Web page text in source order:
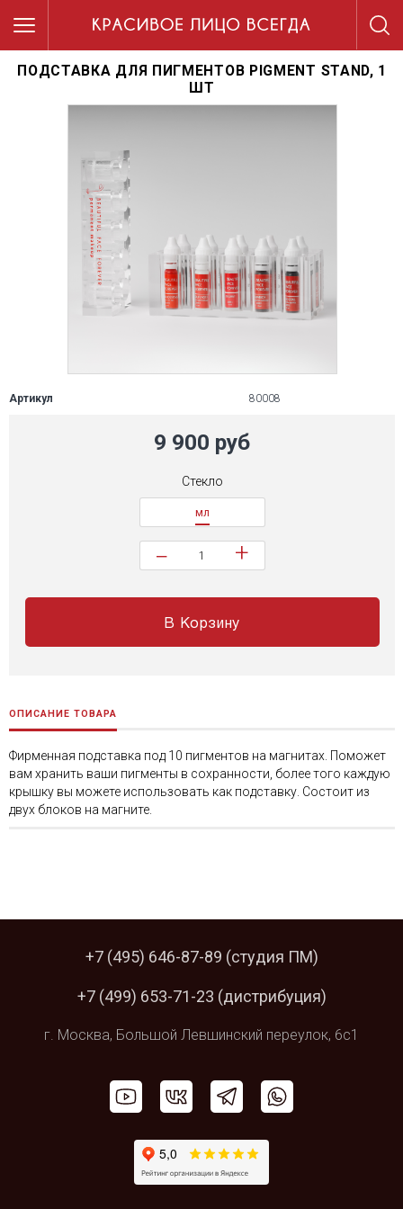
ПОДСТАВКА ДЛЯ ПИГМЕНТОВ PIGMENT STAND, 1
ШТ
Артикул 80008
9 900 руб
Стекло
мл
− +
В Корзину
ОПИСАНИЕ ТОВАРА
Фирменная подставка под 10 пигментов на магнитах. Поможет
вам хранить ваши пигменты в сохранности, более того каждую
крышку вы можете использовать как подставку. Состоит из
двух блоков на магните.
+7 (495) 646-87-89 (студия ПМ)
+7 (499) 653-71-23 (дистрибуция)
г. Москва, Большой Левшинский переулок, 6с1